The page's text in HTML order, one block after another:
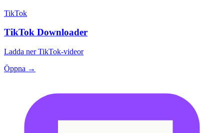
TikTok
TikTok Downloader
Ladda ner TikTok-videor
Öppna →